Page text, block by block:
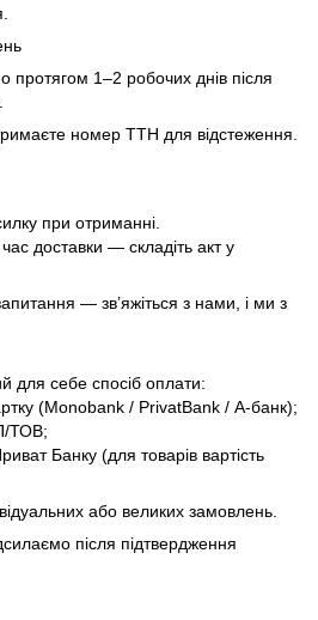
протягом 1–2 робочих днів після
номер ТТН для відстеження.
при отриманні.
доставки — складіть акт у
— зв’яжіться з нами, і ми з
для себе спосіб оплати:
(Monobank / PrivatBank / А-банк);
ТОВ;
Банку (для товарів вартість
або великих замовлень.
після підтвердження